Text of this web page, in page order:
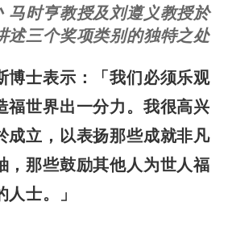
马时亨教授及刘遵义教授於
述三个奖项类别的独特之处
博士表示：「我们必须乐观
福世界出一分力。我很高兴
成立，以表扬那些成就非凡
，那些鼓励其他人为世人福
士。」